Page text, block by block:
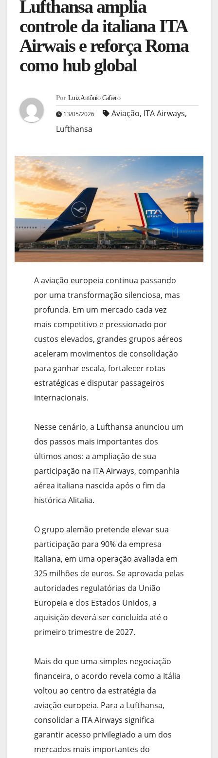
Lufthansa amplia
controle da italiana ITA
Airwais e reforça Roma
como hub global
Por Luiz Antônio Cafiero
13/05/2026 Aviação, ITA Airways,
Lufthansa
A aviação europeia continua passando
por uma transformação silenciosa, mas
profunda. Em um mercado cada vez
mais competitivo e pressionado por
custos elevados, grandes grupos aéreos
aceleram movimentos de consolidação
para ganhar escala, fortalecer rotas
estratégicas e disputar passageiros
internacionais.
Nesse cenário, a Lufthansa anunciou um
dos passos mais importantes dos
últimos anos: a ampliação de sua
participação na ITA Airways, companhia
aérea italiana nascida após o fim da
histórica Alitalia.
O grupo alemão pretende elevar sua
participação para 90% da empresa
italiana, em uma operação avaliada em
325 milhões de euros. Se aprovada pelas
autoridades regulatórias da União
Europeia e dos Estados Unidos, a
aquisição deverá ser concluída até o
primeiro trimestre de 2027.
Mais do que uma simples negociação
financeira, o acordo revela como a Itália
voltou ao centro da estratégia da
aviação europeia. Para a Lufthansa,
consolidar a ITA Airways significa
garantir acesso privilegiado a um dos
mercados mais importantes do